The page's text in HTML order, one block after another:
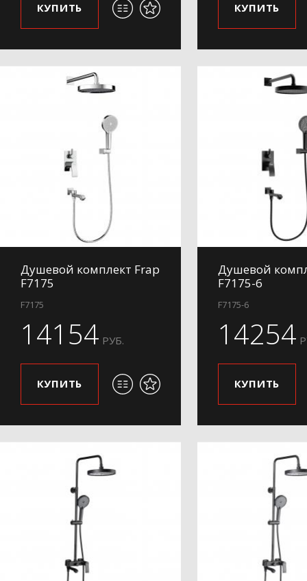
КУПИТЬ
КУПИТЬ
Душевой комплект Frap
F7175
F7175
14154 РУБ.
КУПИТЬ
Душевой
F7175-6
F7175-6
14254
КУПИТЬ